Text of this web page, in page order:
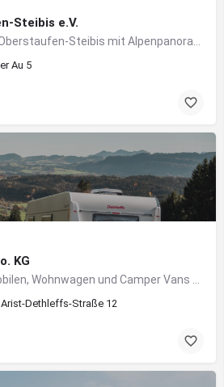
Steibis e.V.
Au 5
KG
Arist-Dethleffs-Straße 12